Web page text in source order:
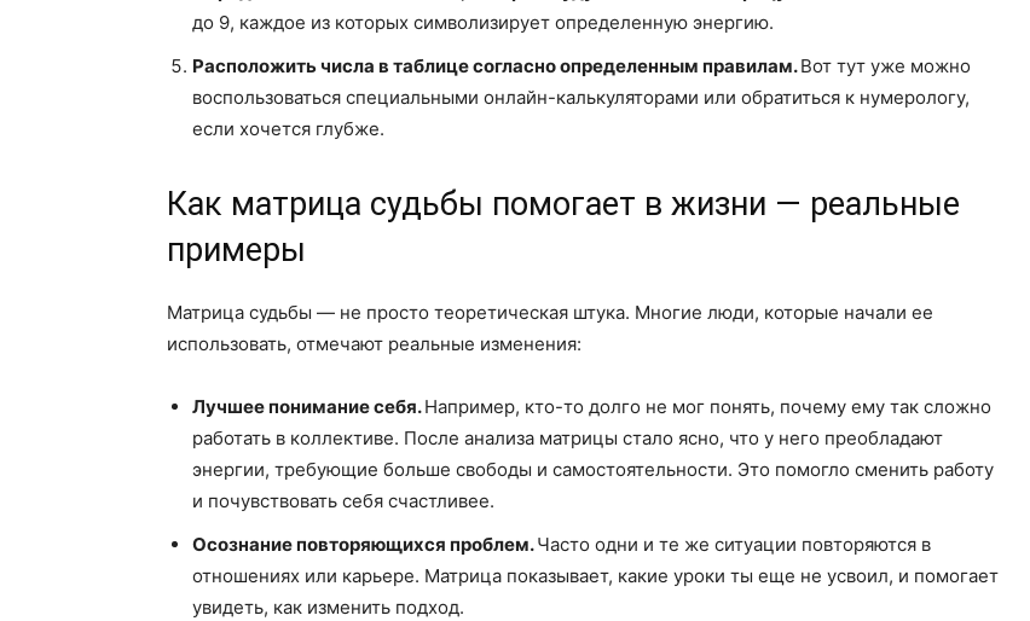
до 9, каждое из которых символизирует определенную энергию.
Расположить числа в таблице согласно определенным правилам.Вот тут уже можно
воспользоваться специальными онлайн-калькуляторами или обратиться к нумерологу,
если хочется глубже.
Как матрица судьбы помогает в жизни — реальные
примеры
Матрица судьбы — не просто теоретическая штука. Многие люди, которые начали ее
использовать, отмечают реальные изменения:
Лучшее понимание себя.Например, кто-то долго не мог понять, почему ему так сложно
работать в коллективе. После анализа матрицы стало ясно, что у него преобладают
энергии, требующие больше свободы и самостоятельности. Это помогло сменить работу
и почувствовать себя счастливее.
Осознание повторяющихся проблем.Часто одни и те же ситуации повторяются в
отношениях или карьере. Матрица показывает, какие уроки ты еще не усвоил, и помогает
увидеть, как изменить подход.